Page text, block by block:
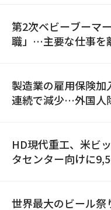
第2次ベビーブーマ
職」…主要な仕事を
製造業の雇用保険加
連続で減少…外国人
HD現代重工、米ビ
タセンター向けに
世界最大のビール祭